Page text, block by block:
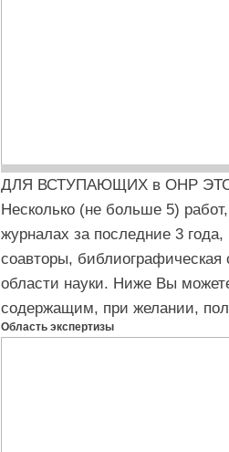
ДЛЯ ВСТУПАЮЩИХ в ОНР
Несколько (не больше 5)
журналах за последние 3
соавторы,
области науки. Ниже Вы
содержащим, при желании,
Область экспертизы